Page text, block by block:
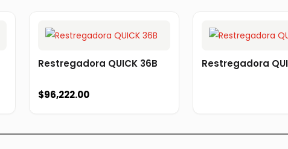
Restregadora QUICK 36B
$96,222.00
Restregadora